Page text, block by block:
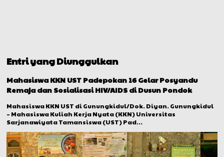
Entri yang Diunggulkan
Mahasiswa KKN UST Padepokan 16 Gelar Posyandu
Remaja dan Sosialisasi HIV/AIDS di Dusun Pondok
Mahasiswa KKN UST di Gunungkidul/Dok. Diyan. Gunungkidul
– Mahasiswa Kuliah Kerja Nyata (KKN) Universitas
Sarjanawiyata Tamansiswa (UST) Pad...